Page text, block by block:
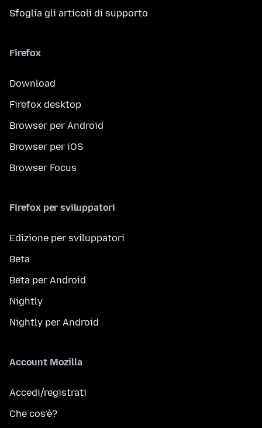
Sfoglia gli articoli di supporto
Firefox
Download
Firefox desktop
Browser per Android
Browser per iOS
Browser Focus
Firefox per sviluppatori
Edizione per sviluppatori
Beta
Beta per Android
Nightly
Nightly per Android
Account Mozilla
Accedi/registrati
Che cos’è?